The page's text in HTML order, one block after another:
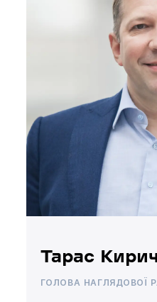
Тарас
ГОЛОВА НАГЛЯДОВОЇ